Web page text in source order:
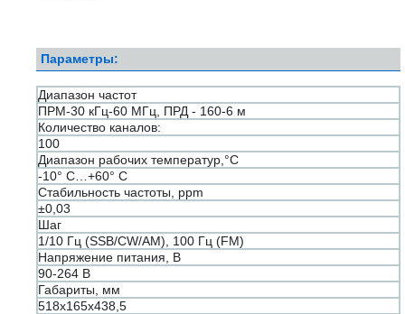
Параметры:
Диапазон частот
ПРМ-30 кГц-60 МГц, ПРД - 160-6 м
Количество каналов:
100
Диапазон рабочих температур,°С
-10° C…+60° С
Стабильность частоты, ppm
±0,03
Шаг
1/10 Гц (SSB/CW/AM), 100 Гц (FM)
Напряжение питания, В
90-264 В
Габариты, мм
518х165х438,5